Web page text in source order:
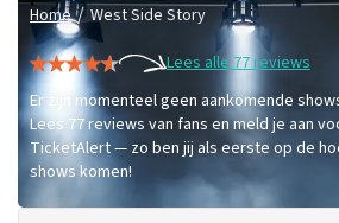
Home / West Side Story
Lees alle 77 reviews
Er zijn momenteel geen aankomende
Lees 77 reviews van fans en meld je aan
TicketAlert — zo ben jij als eerste op de
shows komen!